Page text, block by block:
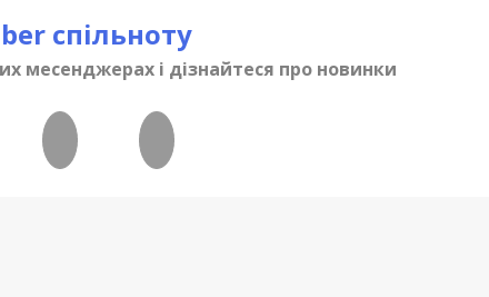
спільноту
месенджерах і дізнайтеся про новинки